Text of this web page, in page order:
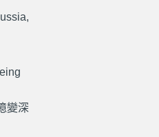
變深